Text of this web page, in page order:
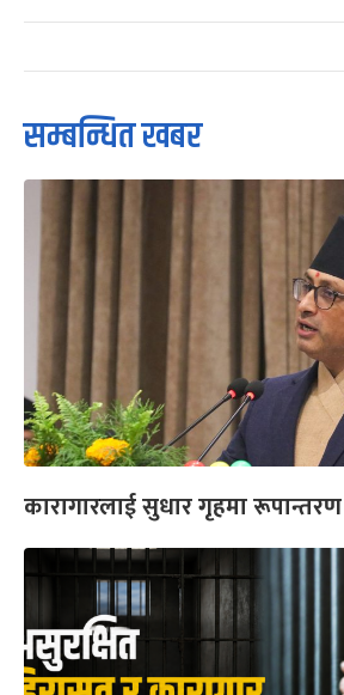
सम्बन्धित खबर
कारागारलाई सुधार गृहमा